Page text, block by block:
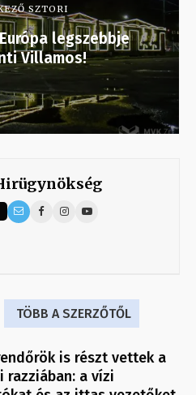
SZTORI
legszebbje
Villamos!
TÖBB A SZERZŐTŐL
is részt vettek a
razziában: a vízi